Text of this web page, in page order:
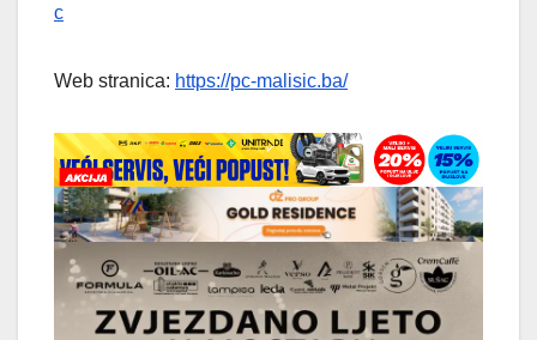
c
Web stranica: https://pc-malisic.ba/